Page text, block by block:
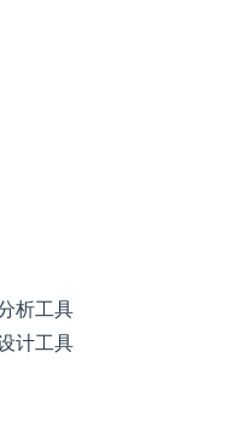
析工具
计工具